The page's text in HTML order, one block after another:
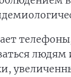
людям